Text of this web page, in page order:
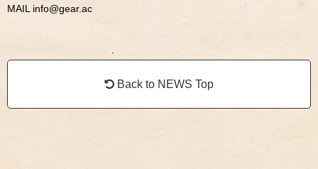
MAIL info@gear.ac
Back to NEWS Top